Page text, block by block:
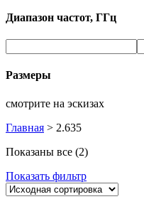
Диапазон частот, ГГц
Размеры
смотрите на эскизах
Главная > 2.635
Показаны все (2)
Показать фильтр